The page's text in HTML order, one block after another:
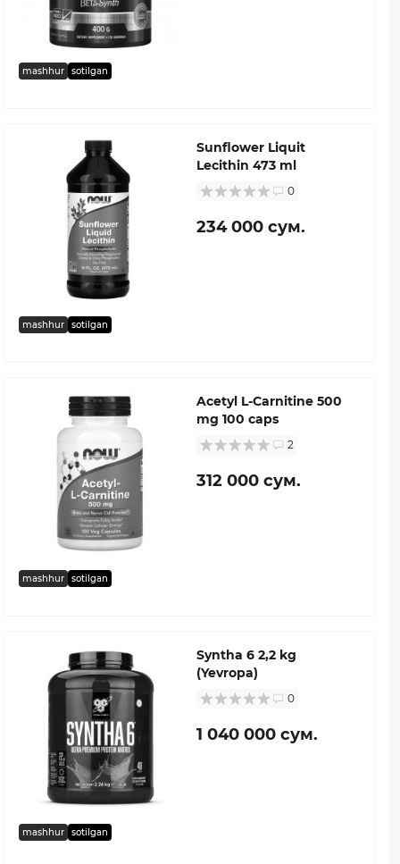
mashhur sotilgan
mashhur sotilgan
Sunflower Liquit
Lecithin 473 ml
0
234 000 сум.
mashhur sotilgan
Acetyl L-Carnitine 500
mg 100 caps
2
312 000 сум.
mashhur sotilgan
Syntha 6 2,2 kg
(Yevropa)
0
1 040 000 сум.